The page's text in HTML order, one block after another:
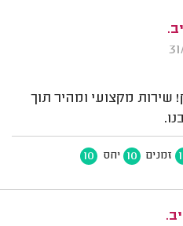
שירות מקצועי ומהיר תוך
זמנים 10 יחס 10